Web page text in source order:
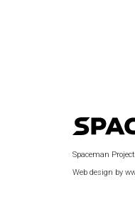
Spaceman
Web design by